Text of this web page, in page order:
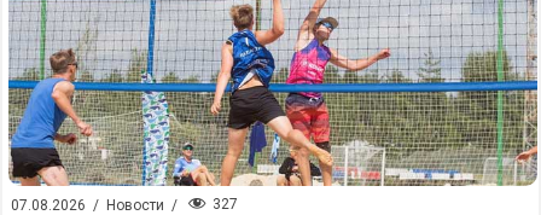
07.08.2026 / Новости / 327